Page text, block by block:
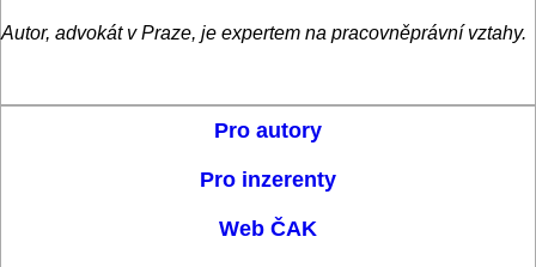
Autor, advokát v Praze, je expertem na pracovněprávní vztahy.
Pro autory
Pro inzerenty
Web ČAK